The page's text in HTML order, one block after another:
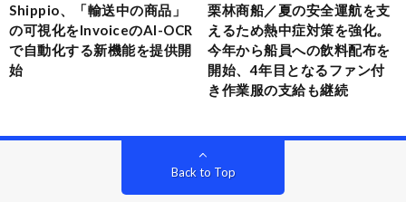
Shippio、「輸送中の商品」
の可視化をInvoiceのAI-OCR
で自動化する新機能を提供開
始
栗林商船／夏の安全運航を支
えるため熱中症対策を強化。
今年から船員への飲料配布を
開始、4年目となるファン付
き作業服の支給も継続
Back to Top